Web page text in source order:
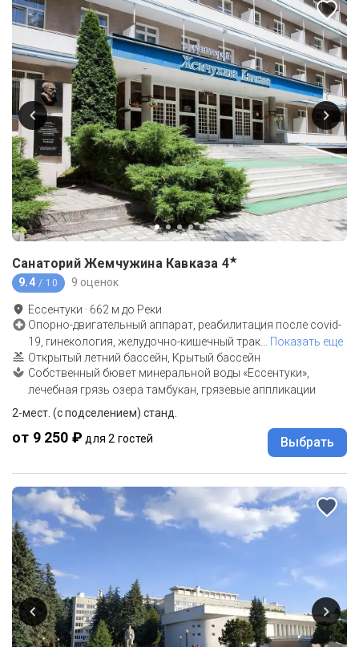
Санаторий Жемчужина Кавказа 4★
9.4 / 10 9 оценок
Ессентуки · 662 м до Реки
Опорно-двигательный аппарат, реабилитация после covid-
19, гинекология, желудочно-кишечный трак
Показать еще
Открытый летний бассейн, Крытый бассейн
Собственный бювет минеральной воды «Ессентуки»,
лечебная грязь озера тамбукан, грязевые аппликации
2-мест. (с подселением) станд.
от 9 250 ₽ для 2 гостей Выбрать